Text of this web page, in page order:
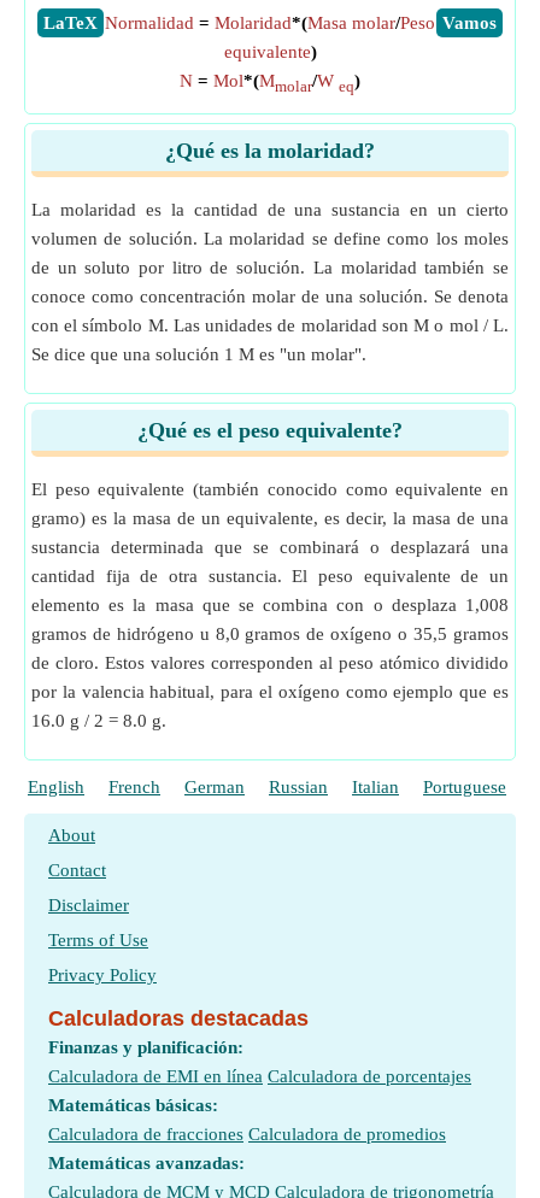
​LaTeX ​Vamos
Normalidad = Molaridad*(Masa molar/Peso
equivalente)
N = Mol*(Mmolar/W eq)
¿Qué es la molaridad?
La molaridad es la cantidad de una sustancia en un cierto
volumen de solución. La molaridad se define como los moles
de un soluto por litro de solución. La molaridad también se
conoce como concentración molar de una solución. Se denota
con el símbolo M. Las unidades de molaridad son M o mol / L.
Se dice que una solución 1 M es "un molar".
¿Qué es el peso equivalente?
El peso equivalente (también conocido como equivalente en
gramo) es la masa de un equivalente, es decir, la masa de una
sustancia determinada que se combinará o desplazará una
cantidad fija de otra sustancia. El peso equivalente de un
elemento es la masa que se combina con o desplaza 1,008
gramos de hidrógeno u 8,0 gramos de oxígeno o 35,5 gramos
de cloro. Estos valores corresponden al peso atómico dividido
por la valencia habitual, para el oxígeno como ejemplo que es
16.0 g / 2 = 8.0 g.
English French German Russian Italian Portuguese
About
Contact
Disclaimer
Terms of Use
Privacy Policy
Calculadoras destacadas
Finanzas y planificación:
Calculadora de EMI en línea Calculadora de porcentajes
Matemáticas básicas:
Calculadora de fracciones Calculadora de promedios
Matemáticas avanzadas:
Calculadora de MCM y MCD Calculadora de trigonometría